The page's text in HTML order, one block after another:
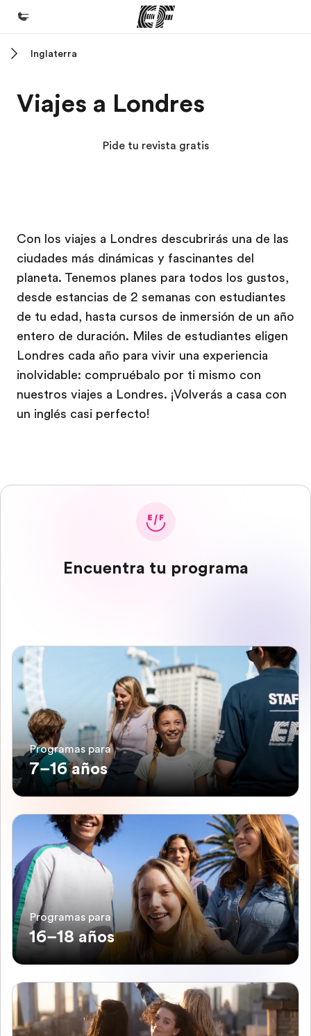
Programas
Quiénes somos
Trabajos
Únete al equipo
Inglaterra
Viajes a Londres
Pide tu revista gratis
Con los viajes a Londres descubrirás una de las
ciudades más dinámicas y fascinantes del
planeta. Tenemos planes para todos los gustos,
desde estancias de 2 semanas con estudiantes
de tu edad, hasta cursos de inmersión de un año
entero de duración. Miles de estudiantes eligen
Londres cada año para vivir una experiencia
inolvidable: compruébalo por ti mismo con
nuestros viajes a Londres. ¡Volverás a casa con
un inglés casi perfecto!
Encuentra tu programa
Programas para
7–16 años
Programas para
16–18 años